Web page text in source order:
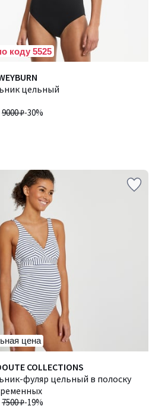
коду 5525
цельный
9000 ₽-30%
цена
COLLECTIONS
фуляр цельный в полоску
7500 ₽-19%